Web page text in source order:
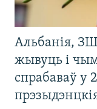
Альбанія,
жывуць і
спрабаваў у